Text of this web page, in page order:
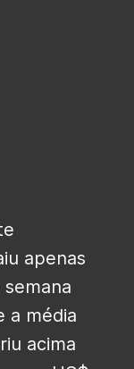
apenas
a média
acima